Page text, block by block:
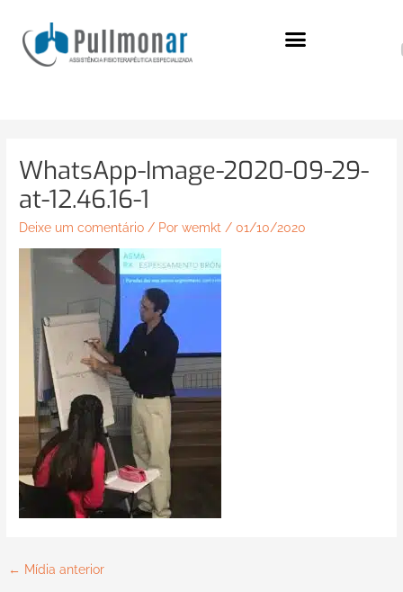
para
conteúdo
WhatsApp-Image-2020-09-29-
at-12.46.16-1
Deixe um comentário / Porwemkt /01/10/2020
← Mídia anterior